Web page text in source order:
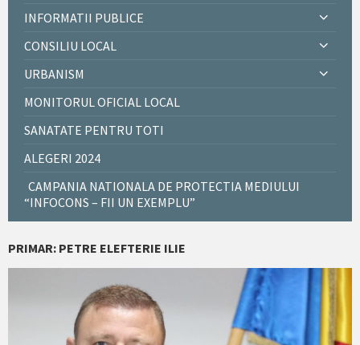
INFORMATII PUBLICE
CONSILIU LOCAL
URBANISM
MONITORUL OFICIAL LOCAL
SANATATE PENTRU TOTI
ALEGERI 2024
CAMPANIA NATIONALA DE PROTECTIA MEDIULUI
“INFOCONS – FII UN EXEMPLU”
PRIMAR: PETRE ELEFTERIE ILIE